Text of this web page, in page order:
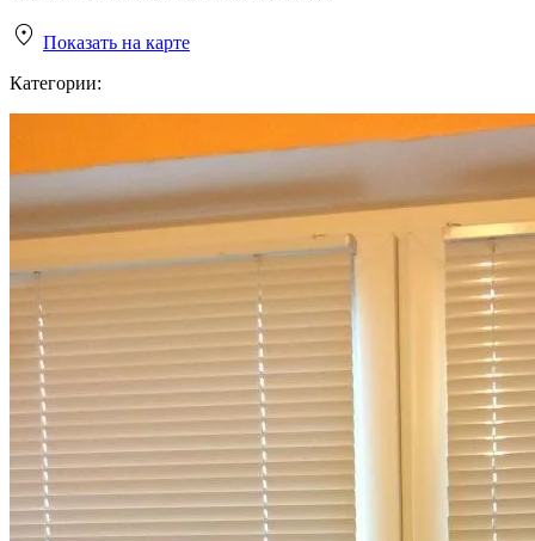
Показать на карте
Категории: